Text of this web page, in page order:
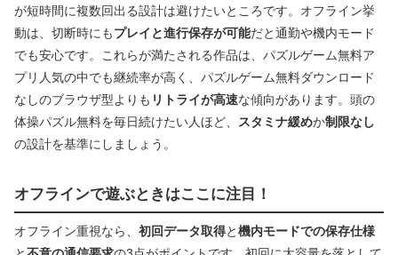
が短時間に複数回出る設計は避けたいところです。オフライン挙
動は、切断時にもプレイと進行保存が可能だと通勤や機内モード
でも安心です。これらが満たされる作品は、パズルゲーム無料ア
プリ人気の中でも継続率が高く、パズルゲーム無料ダウンロード
なしのブラウザ型よりも リトライが高速な傾向があります。頭の
体操パズル無料を毎日続けたい人ほど、
スタミナ緩めか制限なし
の設計を基準にしましょう。
オフラインで遊ぶときはここに注目！
オフライン重視なら、 初回データ取得と機内モードでの保存仕様